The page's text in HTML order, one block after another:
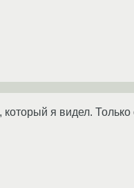
я видел.